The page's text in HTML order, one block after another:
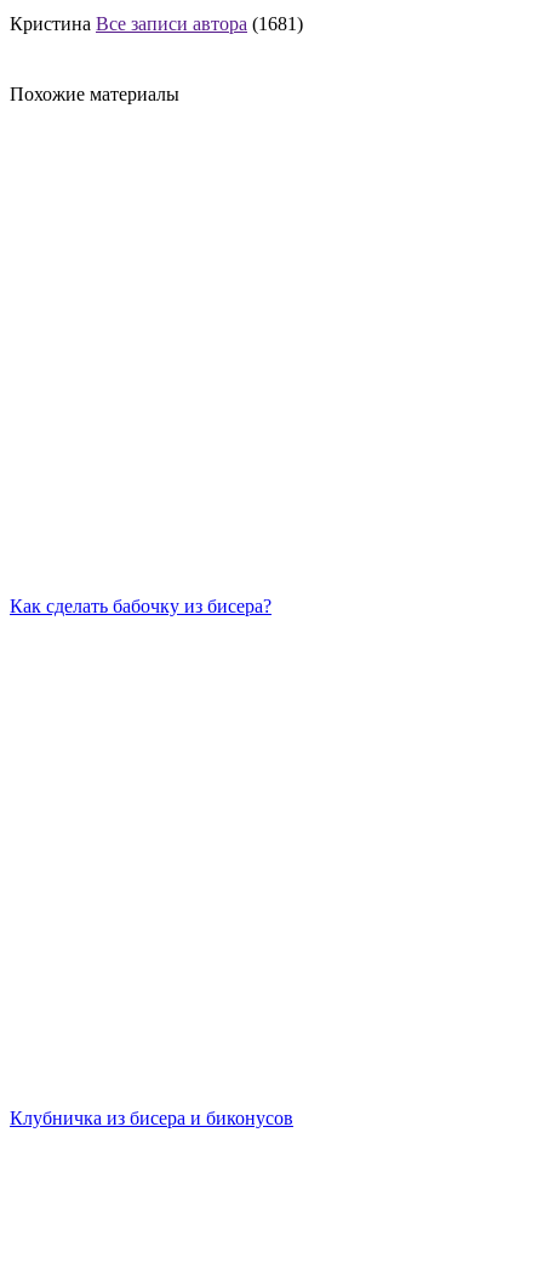
Кристина Все записи автора (1681)
Похожие материалы
Как сделать бабочку из бисера?
Клубничка из бисера и биконусов